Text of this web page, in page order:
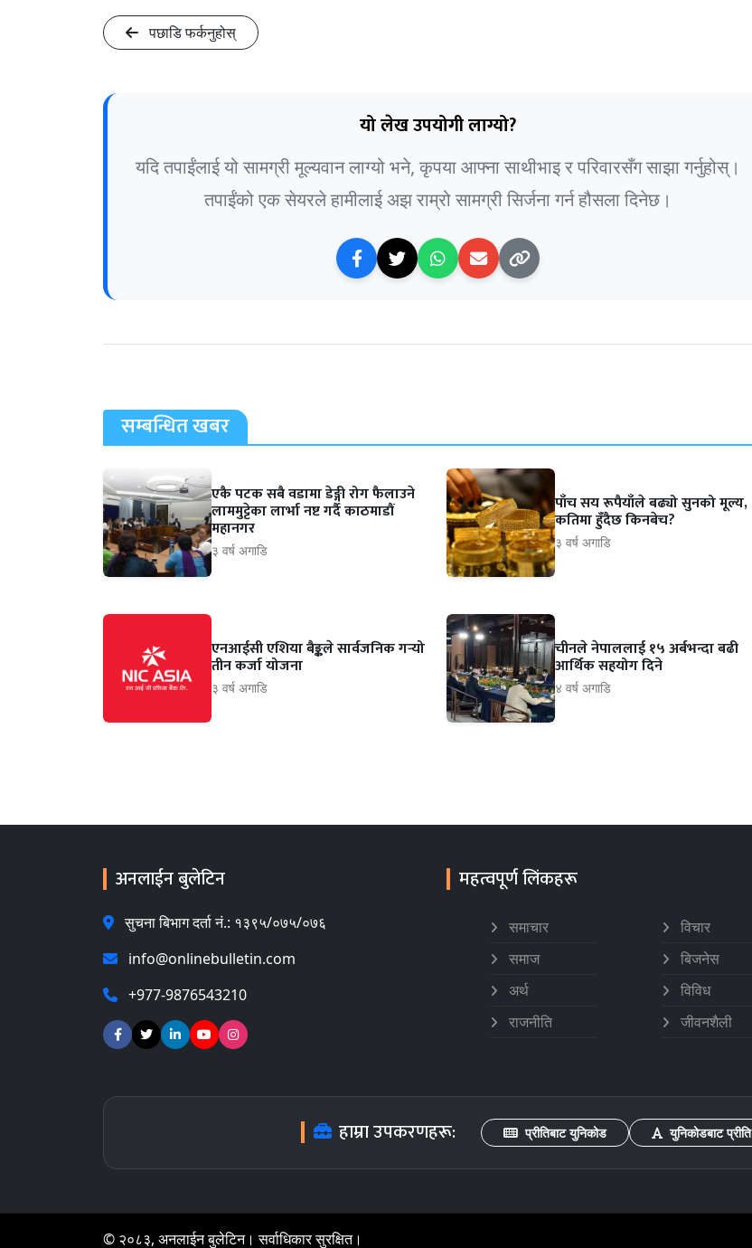
पछाडि फर्कनुहोस्
यो लेख उपयोगी लाग्यो?
यदि तपाईंलाई यो सामग्री मूल्यवान लाग्यो भने, कृपया आफ्ना साथीभाइ र परिवारसँग साझा गर्नुहोस्।
तपाईंको एक सेयरले हामीलाई अझ राम्रो सामग्री सिर्जना गर्न हौसला दिनेछ।
सम्बन्धित खबर
एकै पटक सबै वडामा डेङ्गी रोग फैलाउने
लाममुट्टेका लार्भा नष्ट गर्दै काठमाडौं
महानगर
३ वर्ष अगाडि
पाँच सय रूपैयाँले बढ्यो सुनको मूल्य,
कतिमा हुँदैछ किनबेच?
३ वर्ष अगाडि
एनआईसी एशिया बैङ्कले सार्वजनिक गर्‍यो
तीन कर्जा योजना
३ वर्ष अगाडि
चीनले नेपाललाई १५ अर्बभन्दा बढी
आर्थिक सहयोग दिने
४ वर्ष अगाडि
अनलाईन बुलेटिन
सुचना बिभाग दर्ता नं.: १३९५/०७५/०७६
info@onlinebulletin.com
+977-9876543210
महत्वपूर्ण लिंकहरू
समाचार
समाज
अर्थ
राजनीति
विचार
बिजनेस
विविध
जीवनशैली
हाम्रा उपकरणहरू: प्रीतिबाट युनिकोड युनिकोडबाट प्रीति
© २०८३, अनलाईन बुलेटिन। सर्वाधिकार सुरक्षित।